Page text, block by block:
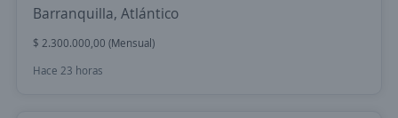
Barranquilla, Atlántico
$ 2.300.000,00 (Mensual)
Hace 23 horas